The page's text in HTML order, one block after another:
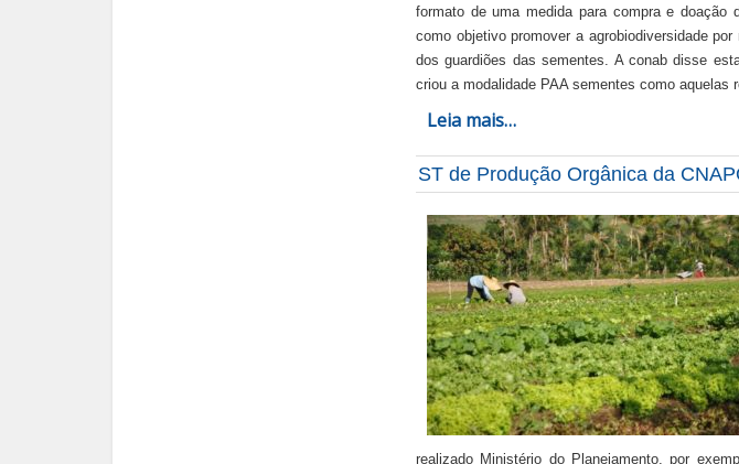
formato de uma medida para compra e
como objetivo promover a agrobiodiversidade
dos guardiões das sementes. A conab disse
criou a modalidade PAA sementes como aquelas
Leia mais…
ST de Produção Orgânica da
realizado Ministério do Planejamento, por